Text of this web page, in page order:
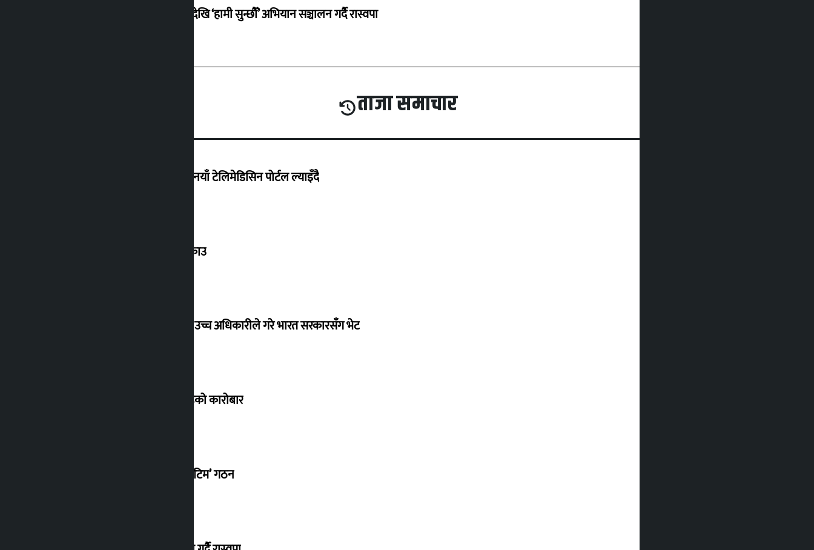
सोमबारदेखि ‘हामी सुन्छौँ’ अभियान सञ्चालन गर्दै रास्वपा
ताजा समाचार
वैदेशिक रोजगारीमा रहेका श्रमिकका लागि नयाँ टेलिमेडिसिन पोर्टल ल्याइँदै
बेलायत पठाइदिन्छु भन्दै ठगी गर्ने व्यक्ति पक्राउ
मोदीको भिडियो हटाइएपछि हंगामा, मेटाका उच्च अधिकारीले गरे भारत सरकारसँग भेट
शेयर बजार सामान्य बढ्यो, ४ अर्ब ४० करोडको कारोबार
ग्याँस आपूर्ति सहज बनाउन ‘क्विक रेस्पोन्स टिम’ गठन